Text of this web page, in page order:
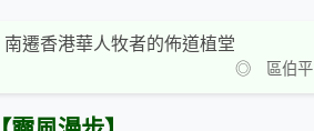
南遷香港華人牧者的佈道植堂
◎ 區伯平